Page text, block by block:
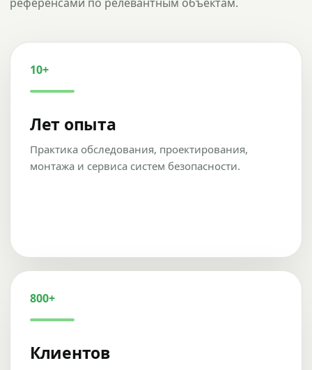
10+
Лет опыта
Практика обследования, проектирования,
монтажа и сервиса систем безопасности.
800+
Клиентов